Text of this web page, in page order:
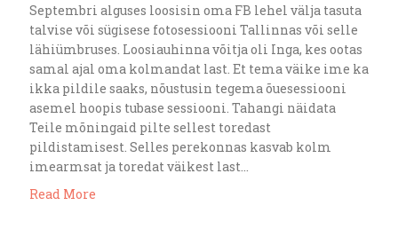
Septembri alguses loosisin oma FB lehel välja tasuta
talvise või sügisese fotosessiooni Tallinnas või selle
lähiümbruses. Loosiauhinna võitja oli Inga, kes ootas
samal ajal oma kolmandat last. Et tema väike ime ka
ikka pildile saaks, nõustusin tegema õuesessiooni
asemel hoopis tubase sessiooni. Tahangi näidata
Teile mõningaid pilte sellest toredast
pildistamisest. Selles perekonnas kasvab kolm
imearmsat ja toredat väikest last…
Read More